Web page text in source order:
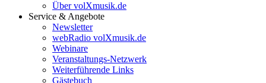
Über volXmusik.de
Service & Angebote
Newsletter
webRadio volXmusik.de
Webinare
Veranstaltungs-Netzwerk
Weiterführende Links
Gästebuch